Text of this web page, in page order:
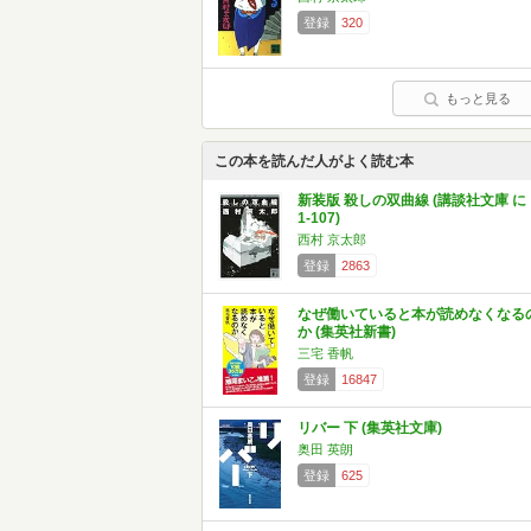
登録
320
もっと見る
この本を読んだ人がよく読む本
新装版 殺しの双曲線 (講談社文庫 に
1-107)
西村 京太郎
登録
2863
なぜ働いていると本が読めなくなる
か (集英社新書)
三宅 香帆
登録
16847
リバー 下 (集英社文庫)
奥田 英朗
登録
625